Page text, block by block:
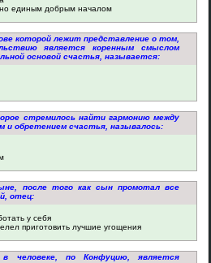
единым добрым началом
которой лежит представление о том,
является коренным смыслом
основой счастья, называется:
стремилось найти гармонию между
и обретением счастья, называлось:
после того как сын промотал все
отец:
у себя
приготовить лучшие угощения
в человеке, по Конфуцию, является